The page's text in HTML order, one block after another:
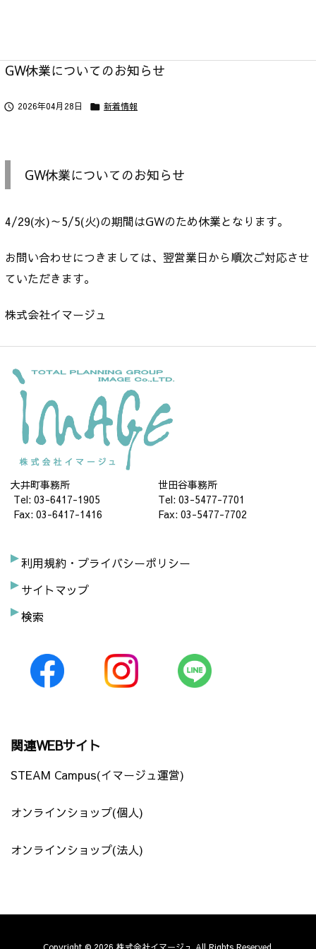
GW休業についてのお知らせ
 2026年04月28日  新着情報
GW休業についてのお知らせ
4/29(水)～5/5(火)の期間はGWのため休業となります。
お問い合わせにつきましては、翌営業日から順次ご対応させ
ていただきます。
株式会社イマージュ
大井町事務所
Tel: 03-6417-1905
Fax: 03-6417-1416
世田谷事務所
Tel: 03-5477-7701
Fax: 03-5477-7702
利用規約・プライバシーポリシー
サイトマップ
検索
関連WEBサイト
STEAM Campus(イマージュ運営)
オンラインショップ(個人)
オンラインショップ(法人)
Copyright © 2026 株式会社イマージュ All Rights Reserved.